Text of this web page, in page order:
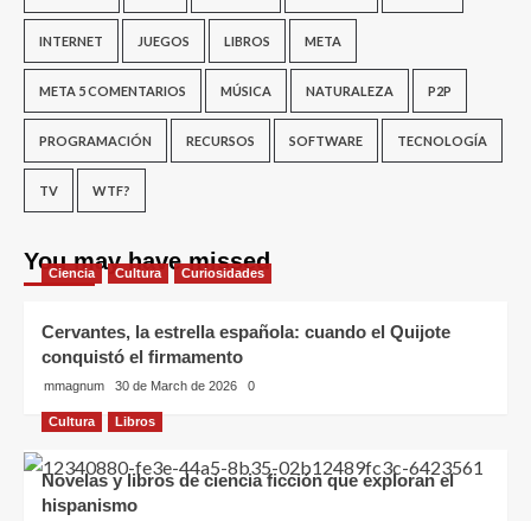
INTERNET JUEGOS LIBROS META
META 5 COMENTARIOS MÚSICA NATURALEZA P2P
PROGRAMACIÓN RECURSOS SOFTWARE TECNOLOGÍA
TV WTF?
You may have missed
Ciencia Cultura Curiosidades
Cervantes, la estrella española: cuando el Quijote
conquistó el firmamento
mmagnum 30 de March de 2026 0
Cultura Libros
Novelas y libros de ciencia ficción que exploran el
hispanismo